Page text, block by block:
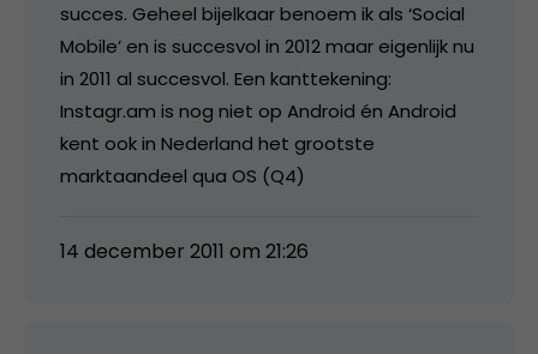
succes. Geheel bijelkaar benoem ik als ‘Social
Mobile’ en is succesvol in 2012 maar eigenlijk nu
in 2011 al succesvol. Een kanttekening:
Instagr.am is nog niet op Android én Android
kent ook in Nederland het grootste
marktaandeel qua OS (Q4)
14 december 2011 om 21:26